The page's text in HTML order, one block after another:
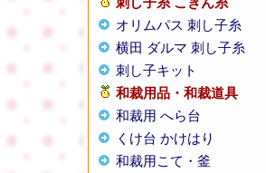
オリムパス 刺し子糸
横田 ダルマ 刺し子糸
刺し子キット
和裁用品・和裁道具
和裁用 へら台
くけ台 かけはり
和裁用こて・釜